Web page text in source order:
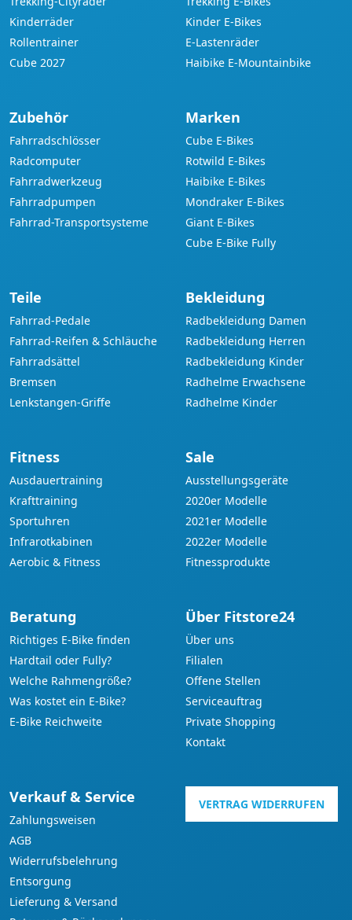
Kinderräder
Rollentrainer
Cube 2027
Kinder E-Bikes
E-Lastenräder
Haibike E-Mountainbike
Zubehör
Fahrradschlösser
Radcomputer
Fahrradwerkzeug
Fahrradpumpen
Fahrrad-Transportsysteme
Marken
Cube E-Bikes
Rotwild E-Bikes
Haibike E-Bikes
Mondraker E-Bikes
Giant E-Bikes
Cube E-Bike Fully
Teile
Fahrrad-Pedale
Fahrrad-Reifen & Schläuche
Fahrradsättel
Bremsen
Lenkstangen-Griffe
Bekleidung
Radbekleidung Damen
Radbekleidung Herren
Radbekleidung Kinder
Radhelme Erwachsene
Radhelme Kinder
Fitness
Ausdauertraining
Krafttraining
Sportuhren
Infrarotkabinen
Aerobic & Fitness
Sale
Ausstellungsgeräte
2020er Modelle
2021er Modelle
2022er Modelle
Fitnessprodukte
Beratung
Richtiges E-Bike finden
Hardtail oder Fully?
Welche Rahmengröße?
Was kostet ein E-Bike?
E-Bike Reichweite
Über Fitstore24
Über uns
Filialen
Offene Stellen
Serviceauftrag
Private Shopping
Kontakt
Verkauf & Service
Zahlungsweisen
AGB
Widerrufsbelehrung
Entsorgung
Lieferung & Versand
VERTRAG WIDERRUFEN